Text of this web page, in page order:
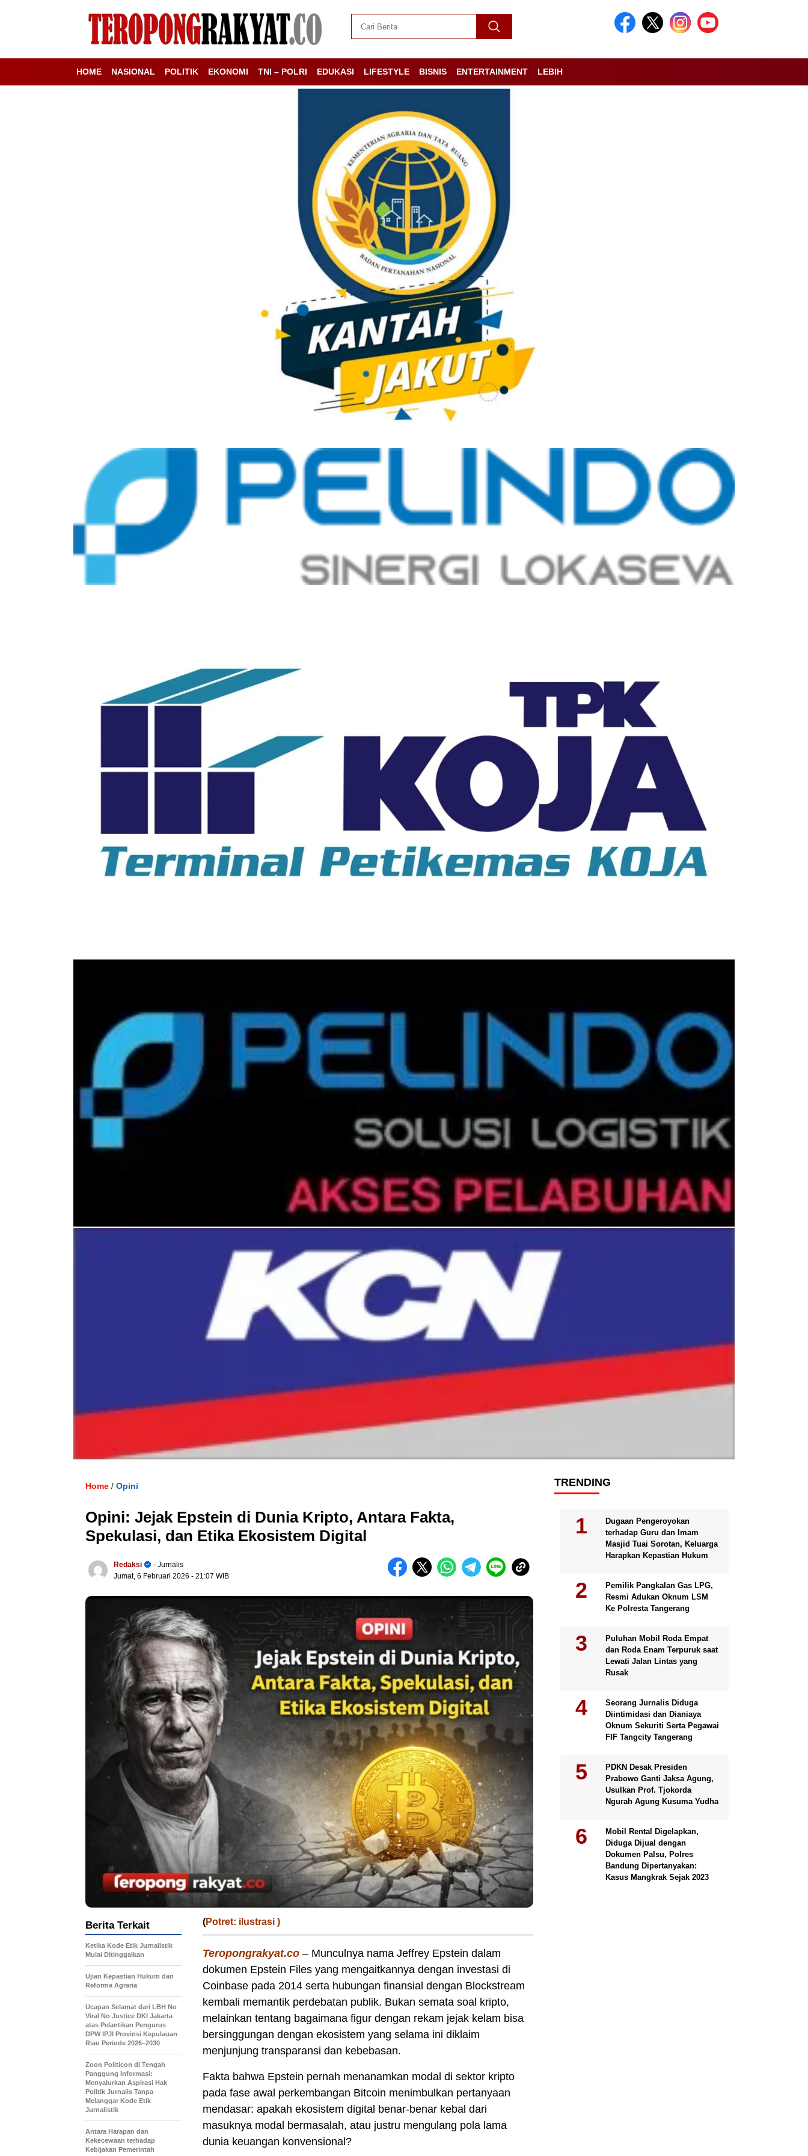
HOME NASIONAL POLITIK EKONOMI TNI – POLRI EDUKASI LIFESTYLE BISNIS ENTERTAINMENT LEBIH
Home / Opini
Opini: Jejak Epstein di Dunia Kripto, Antara Fakta,
Spekulasi, dan Etika Ekosistem Digital
Redaksi
- Jurnalis
Jumat, 6 Februari 2026 - 21:07 WIB
(Potret: ilustrasi )
Teropongrakyat.co – Munculnya nama Jeffrey Epstein dalam
dokumen Epstein Files yang mengaitkannya dengan investasi di
Coinbase pada 2014 serta hubungan finansial dengan Blockstream
kembali memantik perdebatan publik. Bukan semata soal kripto,
melainkan tentang bagaimana figur dengan rekam jejak kelam bisa
bersinggungan dengan ekosistem yang selama ini diklaim
menjunjung transparansi dan kebebasan.
Fakta bahwa Epstein pernah menanamkan modal di sektor kripto
pada fase awal perkembangan Bitcoin menimbulkan pertanyaan
mendasar: apakah ekosistem digital benar-benar kebal dari
masuknya modal bermasalah, atau justru mengulang pola lama
dunia keuangan konvensional?
Berita Terkait
Ketika Kode Etik Jurnalistik
Mulai Ditinggalkan
Ujian Kepastian Hukum dan
Reforma Agraria
Ucapan Selamat dari LBH No
Viral No Justice DKI Jakarta
atas Pelantikan Pengurus
DPW IPJI Provinsi Kepulauan
Riau Periode 2026–2030
Zoon Politicon di Tengah
Panggung Informasi:
Menyalurkan Aspirasi Hak
Politik Jurnalis Tanpa
Melanggar Kode Etik
Jurnalistik
Antara Harapan dan
Kekecewaan terhadap
Kebijakan Pemerintah
TRENDING
Dugaan Pengeroyokan
terhadap Guru dan Imam
Masjid Tuai Sorotan, Keluarga
Harapkan Kepastian Hukum
Pemilik Pangkalan Gas LPG,
Resmi Adukan Oknum LSM
Ke Polresta Tangerang
Puluhan Mobil Roda Empat
dan Roda Enam Terpuruk saat
Lewati Jalan Lintas yang
Rusak
Seorang Jurnalis Diduga
Diintimidasi dan Dianiaya
Oknum Sekuriti Serta Pegawai
FIF Tangcity Tangerang
PDKN Desak Presiden
Prabowo Ganti Jaksa Agung,
Usulkan Prof. Tjokorda
Ngurah Agung Kusuma Yudha
Mobil Rental Digelapkan,
Diduga Dijual dengan
Dokumen Palsu, Polres
Bandung Dipertanyakan:
Kasus Mangkrak Sejak 2023